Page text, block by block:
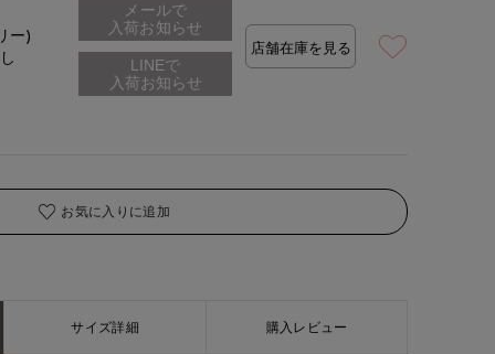
ー)
メールで
入荷お知らせ
店舗在庫を見る
お気に入りに追加
サイズ詳細 購入レビュー